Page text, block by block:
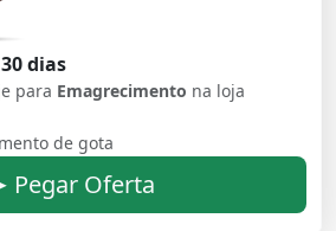
dias
para Emagrecimento na loja
de gota
Pegar Oferta